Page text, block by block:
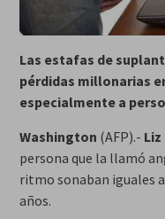
Las estafas de
pérdidas millonarias
especialmente a
Washington (AFP).- Liz
persona que la llamó
ritmo sonaban iguales
años.